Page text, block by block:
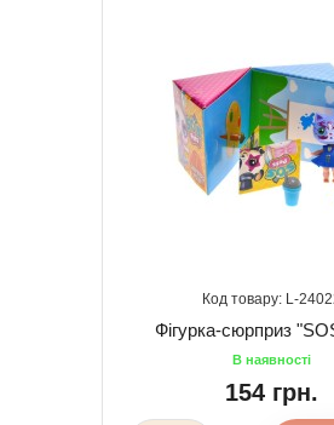
Фігурка-сюрприз
154 грн.